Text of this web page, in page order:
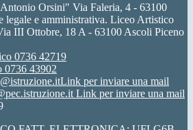
Orsini" Via Faleria, 4 - 63100
legale e amministrativa. Liceo Artistico
III Ottobre, 18 A - 63100 Ascoli Piceno
0736 42719
0736 43902
Link per inviare una mail
Link per inviare una mail